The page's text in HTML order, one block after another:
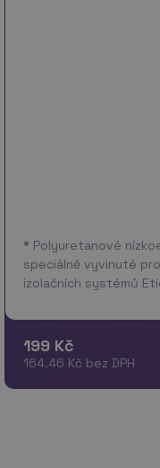
* Polyuretanové
speciálně vyvinuté
izolačních systémů
199 Kč
164.46 Kč bez DPH